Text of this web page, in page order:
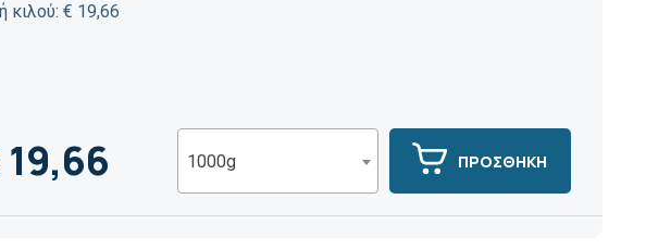
κιλού: € 19,66
1000g ΠΡΟΣΘΗΚΗ